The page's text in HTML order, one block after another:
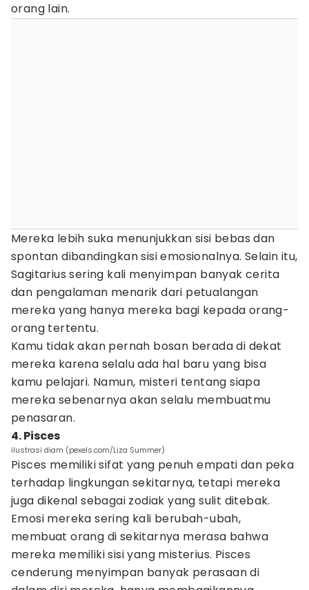
orang lain.
Mereka lebih suka menunjukkan sisi bebas dan
spontan dibandingkan sisi emosionalnya. Selain itu,
Sagitarius sering kali menyimpan banyak cerita
dan pengalaman menarik dari petualangan
mereka yang hanya mereka bagi kepada orang-
orang tertentu.
Kamu tidak akan pernah bosan berada di dekat
mereka karena selalu ada hal baru yang bisa
kamu pelajari. Namun, misteri tentang siapa
mereka sebenarnya akan selalu membuatmu
penasaran.
4. Pisces
ilustrasi diam (pexels.com/Liza Summer)
Pisces memiliki sifat yang penuh empati dan peka
terhadap lingkungan sekitarnya, tetapi mereka
juga dikenal sebagai zodiak yang sulit ditebak.
Emosi mereka sering kali berubah-ubah,
membuat orang di sekitarnya merasa bahwa
mereka memiliki sisi yang misterius. Pisces
cenderung menyimpan banyak perasaan di